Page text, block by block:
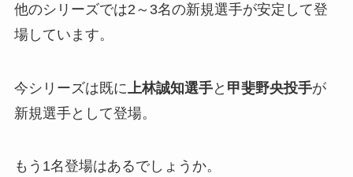
他のシリーズでは2～3名の新規選手が安定して登
場しています。
今シリーズは既に 上林誠知選手と 甲斐野央投手が
新規選手として登場。
もう1名登場はあるでしょうか。